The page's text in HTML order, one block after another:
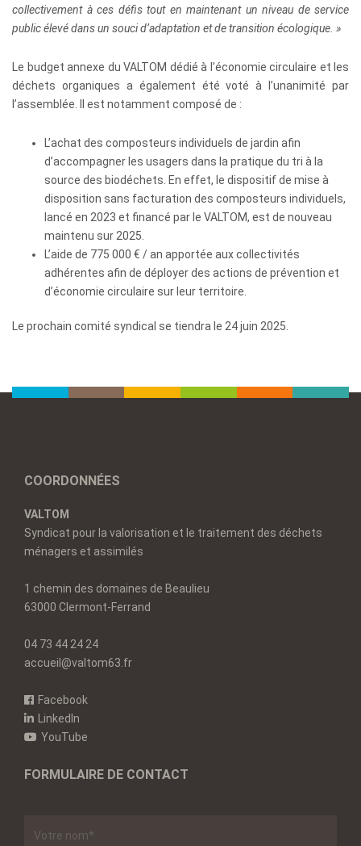
collectivement à ces défis tout en maintenant un niveau de service
public élevé dans un souci d’adaptation et de transition écologique. »
Le budget annexe du VALTOM dédié à l’économie circulaire et les
déchets organiques a également été voté à l’unanimité par
l’assemblée. Il est notamment composé de :
L’achat des composteurs individuels de jardin afin
d’accompagner les usagers dans la pratique du tri à la
source des biodéchets. En effet, le dispositif de mise à
disposition sans facturation des composteurs individuels,
lancé en 2023 et financé par le VALTOM, est de nouveau
maintenu sur 2025.
L’aide de 775 000 € / an apportée aux collectivités
adhérentes afin de déployer des actions de prévention et
d’économie circulaire sur leur territoire.
Le prochain comité syndical se tiendra le 24 juin 2025.
COORDONNÉES
VALTOM
Syndicat pour la valorisation et le traitement des déchets
ménagers et assimilés
1 chemin des domaines de Beaulieu
63000 Clermont-Ferrand
04 73 44 24 24
accueil@valtom63.fr
Facebook
LinkedIn
YouTube
FORMULAIRE DE CONTACT